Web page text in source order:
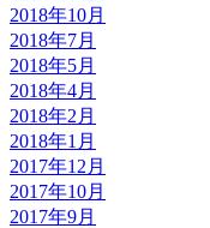
2018年10月
2018年7月
2018年5月
2018年4月
2018年2月
2018年1月
2017年12月
2017年10月
2017年9月